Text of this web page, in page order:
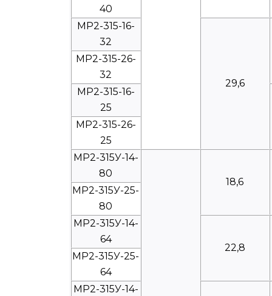
40
МР2-315-16-
32
29,6
МР2-315-26-
32
МР2-315-16-
25
МР2-315-26-
25
МР2-315У-14-
80
18,6
МР2-315У-25-
80
МР2-315У-14-
64
22,8
МР2-315У-25-
64
МР2-315У-14-